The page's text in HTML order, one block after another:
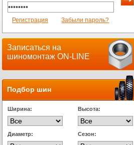
Регистрация Забыли пароль?
Записаться на
шиномонтаж ON-LINE
Подбор шин
Ширина: Высота:
Диаметр: Сезон: